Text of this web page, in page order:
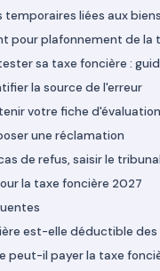
temporaires liées aux biens
pour plafonnement de la
sa taxe foncière :
la source de l'erreur
votre fiche d'évaluation
une réclamation
de refus, saisir le tribunal
la taxe foncière 2027
est-elle déductible des
peut-il payer la taxe